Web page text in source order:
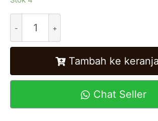
Tambah ke
Chat Seller